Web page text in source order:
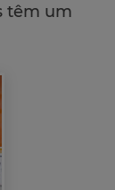
têm um